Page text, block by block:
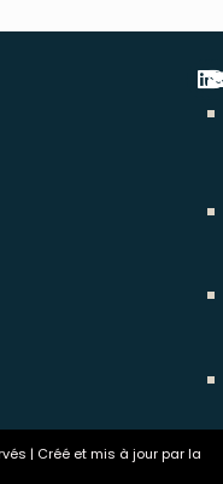
| Créé et mis à jour par la